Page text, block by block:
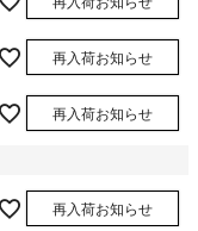
再入荷お知らせ
再入荷お知らせ
再入荷お知らせ